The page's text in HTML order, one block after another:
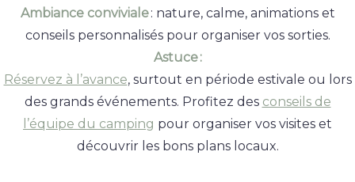
Ambiance conviviale: nature, calme, animations et
conseils personnalisés pour organiser vos sorties.
Astuce :
Réservez à l’avance, surtout en période estivale ou lors
des grands événements. Profitez des conseils de
l’équipe du camping pour organiser vos visites et
découvrir les bons plans locaux.